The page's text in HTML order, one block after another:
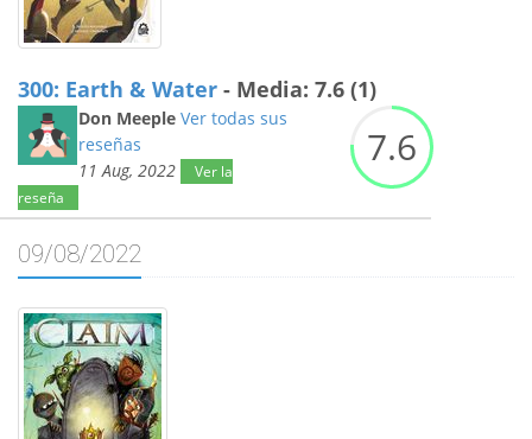
300: Earth & Water - Media: 7.6 (1)
Don Meeple Ver todas sus
reseñas
11 Aug, 2022
Ver la
reseña
7.6
09/08/2022